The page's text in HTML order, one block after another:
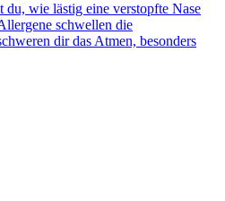
wie lästig eine verstopfte Nase
schwellen die
dir das Atmen, besonders